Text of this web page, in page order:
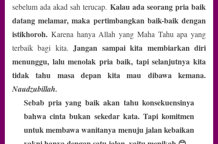
sebelum ada akad sah terucap. Kalau ada seorang pria baik
datang melamar, maka pertimbangkan baik-baik dengan
istikhoroh. Karena hanya Allah yang Maha Tahu apa yang
terbaik bagi kita.Jangan sampai kita membiarkan diri
menunggu, lalu menolak pria baik, tapi selanjutnya kita
tidak tahu masa depan kita mau dibawa kemana.
Naudzubillah.
Sebab pria yang baik akan tahu konsekuensinya
bahwa cinta bukan sekedar kata. Tapi komitmen
untuk membawa wanitanya menuju jalan kebaikan